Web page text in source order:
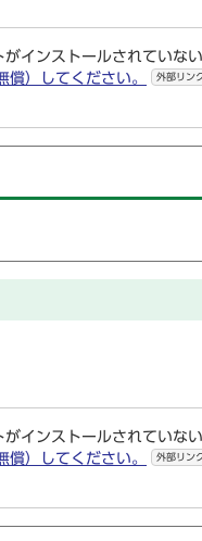
インストールされていな
）してください。 外部リン
インストールされていな
）してください。 外部リン